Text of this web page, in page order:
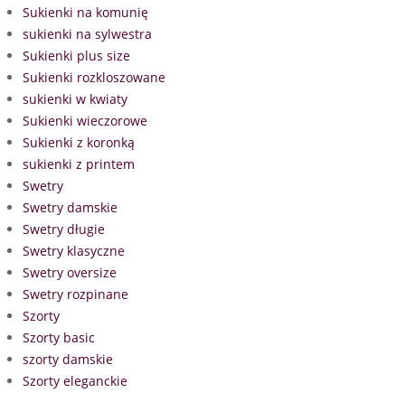
Sukienki na komunię
sukienki na sylwestra
Sukienki plus size
Sukienki rozkloszowane
sukienki w kwiaty
Sukienki wieczorowe
Sukienki z koronką
sukienki z printem
Swetry
Swetry damskie
Swetry długie
Swetry klasyczne
Swetry oversize
Swetry rozpinane
Szorty
Szorty basic
szorty damskie
Szorty eleganckie